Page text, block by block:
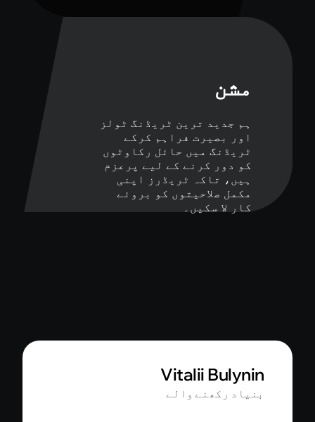
ہم جدید ترین ٹریڈنگ ٹولز
اور بصیرت فراہم کرکے
ٹریڈنگ میں حائل رکاوٹوں
کو دور کرنے کے لیے پرعزم
ہیں، تاکہ ٹریڈرز اپنی
مکمل صلاحیتوں کو بروئے
کار لا سکیں۔
Vitalii
رکھنے والے